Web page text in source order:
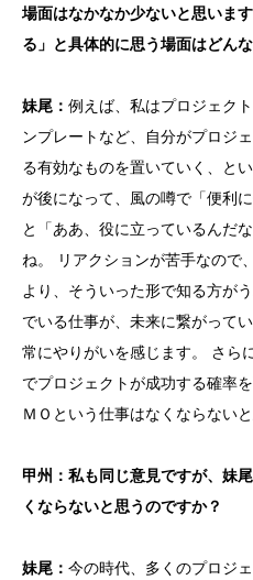
場面はなかなか少ないと思いま
る」と具体的に思う場面はどん
妹尾： 例えば、私はプロジェク
ンプレートなど、自分がプロジ
る有効なものを置いていく、と
が後になって、風の噂で「便利
と「ああ、役に立っているんだ
ね。 リアクションが苦手なので
より、そういった形で知る方が
でいる仕事が、未来に繋がって
常にやりがいを感じます。 さら
でプロジェクトが成功する確率
ＭＯという仕事はなくならないと
甲州：私も同じ意見ですが、妹
くならないと思うのですか？
妹尾： 今の時代、多くのプロジ